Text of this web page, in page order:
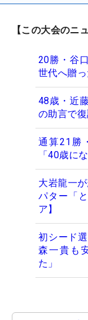
【この大会のニ
20勝・谷
世代へ贈
48歳・近
の助言で
通算21勝
「40歳に
大岩龍一
パター「
ア】
初シード
森一貴も
た」